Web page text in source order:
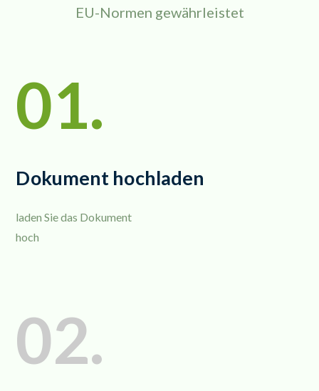
EU-Normen gewährleistet
01.
Dokument hochladen
laden Sie das Dokument
hoch
02.